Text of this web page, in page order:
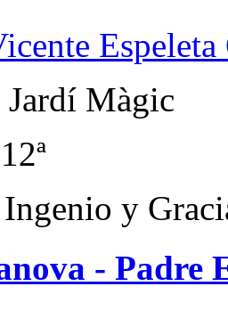
Espeleta
Màgic
y
- Padre